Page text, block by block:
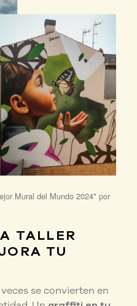
Mural del Mundo 2024" por
TALLER
TU
se convierten en